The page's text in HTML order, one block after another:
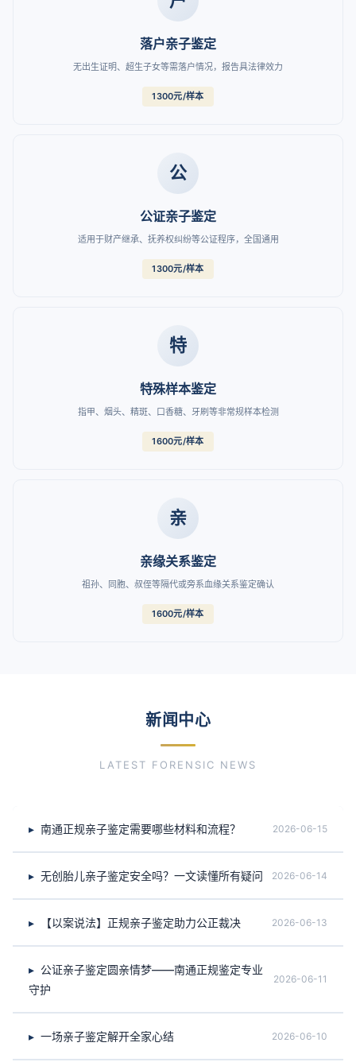
落户亲子鉴定
无出生证明、超生子女等需落户情况，报告具法律效力
1300元/样本
公
公证亲子鉴定
适用于财产继承、抚养权纠纷等公证程序，全国通用
1300元/样本
特
特殊样本鉴定
指甲、烟头、精斑、口香糖、牙刷等非常规样本检测
1600元/样本
亲
亲缘关系鉴定
祖孙、同胞、叔侄等隔代或旁系血缘关系鉴定确认
1600元/样本
新闻中心
LATEST FORENSIC NEWS
南通正规亲子鉴定需要哪些材料和流程？ 2026-06-15
无创胎儿亲子鉴定安全吗？一文读懂所有疑问 2026-06-14
【以案说法】正规亲子鉴定助力公正裁决 2026-06-13
公证亲子鉴定圆亲情梦——南通正规鉴定专业
守护
2026-06-11
一场亲子鉴定解开全家心结 2026-06-10